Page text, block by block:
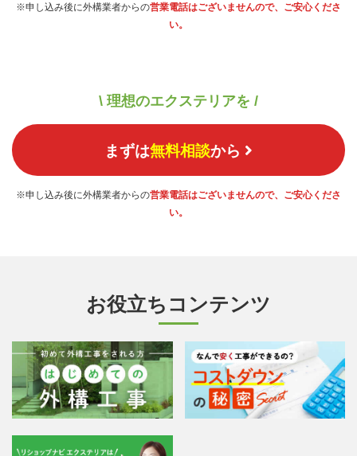
※申し込み後に外構業者からの営業電話はございませんので、ご安心くださ
い。
\ 理想のエクステリアを /
まずは無料相談から
※申し込み後に外構業者からの営業電話はございませんので、ご安心くださ
い。
お役立ちコンテンツ